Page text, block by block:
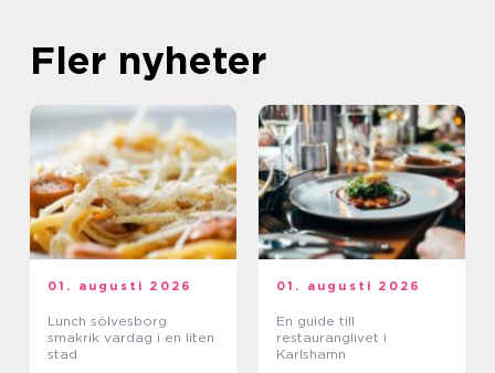
Fler nyheter
01. augusti 2026
Lunch sölvesborg
smakrik vardag i en liten
stad
01. augusti 2026
En guide till
restauranglivet i
Karlshamn